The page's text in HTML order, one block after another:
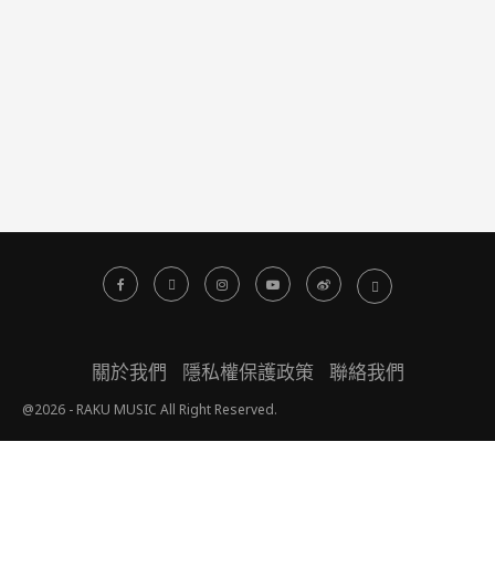
關於我們 隱私權保護政策 聯絡我們
@2026 - RAKU MUSIC All Right Reserved.